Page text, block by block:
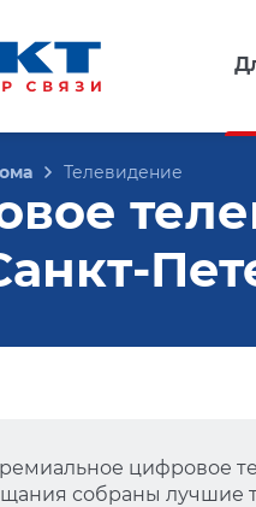
Телевидение
цифровое
собраны лучшие